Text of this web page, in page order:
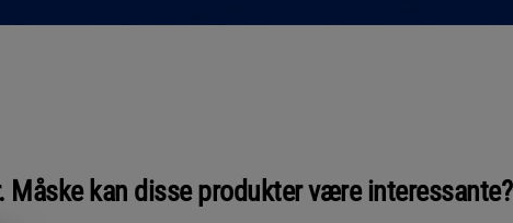
Måske kan disse produkter være interessante?